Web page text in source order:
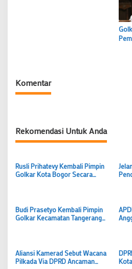
Komentar
Rekomendasi Untuk Anda
Rusli Prihatevy Kembali Pimpin
Golkar Kota Bogor Secara
Budi Prasetyo Kembali Pimpin
Golkar Kecamatan Tangerang
Aliansi Kamerad Sebut Wacana
Pilkada Via DPRD Ancaman